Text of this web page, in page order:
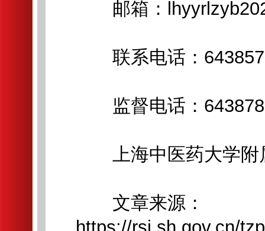
邮箱：
联系电话：
监督电话：
上海中医药大学附
文章来源：
https://rsj.sh.gov.cn/